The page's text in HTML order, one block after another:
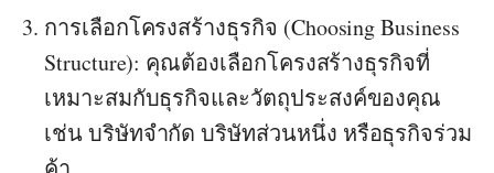
การเลือกโครงสร้างธุรกิจ (Choosing Business
Structure): คุณต้องเลือกโครงสร้างธุรกิจที่
เหมาะสมกับธุรกิจและวัตถุประสงค์ของคุณ
เช่น บริษัทจำกัด บริษัทส่วนหนึ่ง หรือธุรกิจร่วม